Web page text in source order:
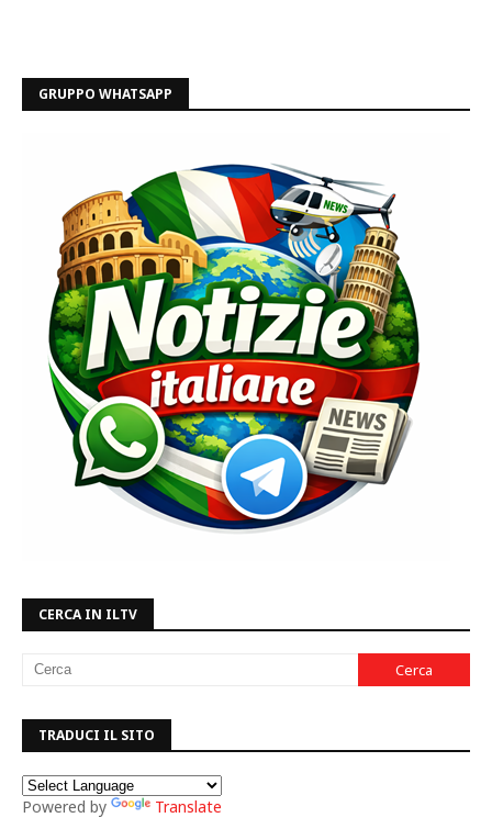
GRUPPO WHATSAPP
CERCA IN ILTV
TRADUCI IL SITO
Powered by Translate